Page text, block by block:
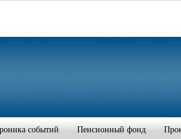
событий Пенсионный фонд